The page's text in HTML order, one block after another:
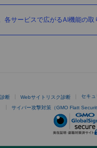
サービスで広がるAI機能の取
断 Webサイトリスク診断 セキュ
サイバー攻撃対策（GMO Flatt